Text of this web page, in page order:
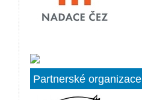
Partnerské organizace